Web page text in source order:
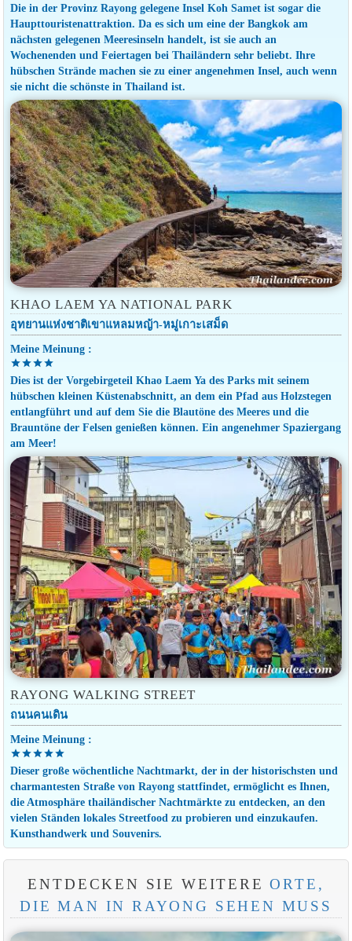
Die in der Provinz Rayong gelegene Insel Koh Samet ist sogar die
Haupttouristenattraktion. Da es sich um eine der Bangkok am
nächsten gelegenen Meeresinseln handelt, ist sie auch an
Wochenenden und Feiertagen bei Thailändern sehr beliebt. Ihre
hübschen Strände machen sie zu einer angenehmen Insel, auch wenn
sie nicht die schönste in Thailand ist.
KHAO LAEM YA NATIONAL PARK
อุทยานแห่งชาติเขาแหลมหญ้า-หมู่เกาะเสม็ด
Meine Meinung :
starstarstarstar
Dies ist der Vorgebirgeteil Khao Laem Ya des Parks mit seinem
hübschen kleinen Küstenabschnitt, an dem ein Pfad aus Holzstegen
entlangführt und auf dem Sie die Blautöne des Meeres und die
Brauntöne der Felsen genießen können. Ein angenehmer Spaziergang
am Meer!
RAYONG WALKING STREET
ถนนคนเดิน
Meine Meinung :
starstarstarstarstar
Dieser große wöchentliche Nachtmarkt, der in der historischsten und
charmantesten Straße von Rayong stattfindet, ermöglicht es Ihnen,
die Atmosphäre thailändischer Nachtmärkte zu entdecken, an den
vielen Ständen lokales Streetfood zu probieren und einzukaufen.
Kunsthandwerk und Souvenirs.
ENTDECKEN SIE WEITEREORTE,
DIE MAN IN RAYONG SEHEN MUSS